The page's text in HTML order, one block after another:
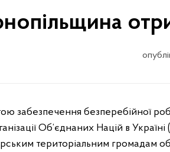
Об’єднаних Націй в
територіальним громадам